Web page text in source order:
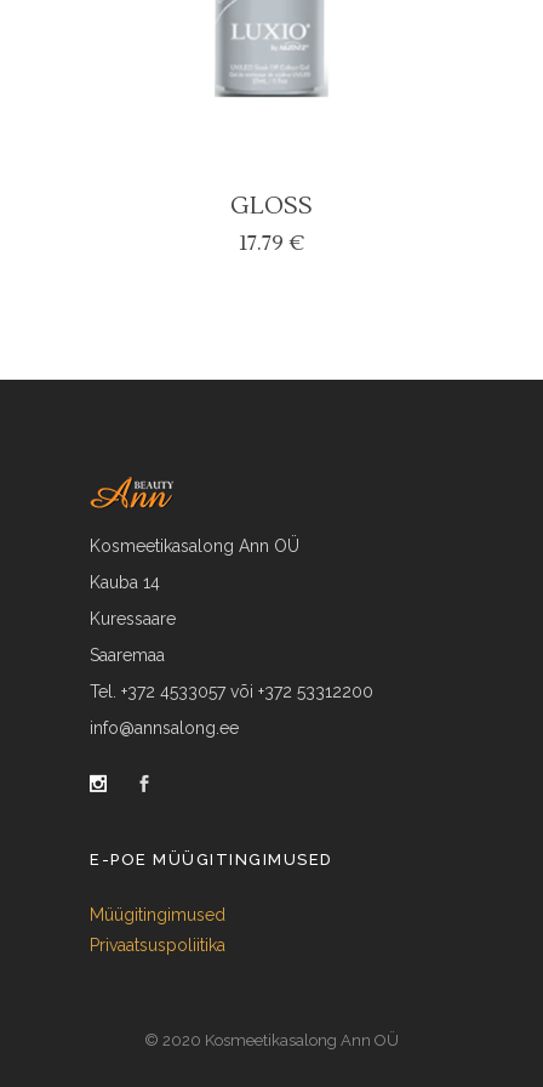
GLOSS
17.79 €
Kosmeetikasalong Ann OÜ
Kauba 14
Kuressaare
Saaremaa
Tel. +372 4533057 või +372 53312200
info@annsalong.ee
E-POE MÜÜGITINGIMUSED
Müügitingimused
Privaatsuspoliitika
© 2020 Kosmeetikasalong Ann OÜ